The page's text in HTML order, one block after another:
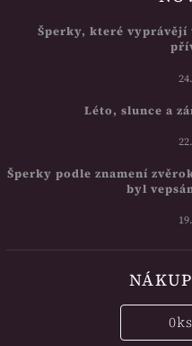
Šperky, které vyprávějí
Léto, slunce a
Šperky podle znamení
byl
0